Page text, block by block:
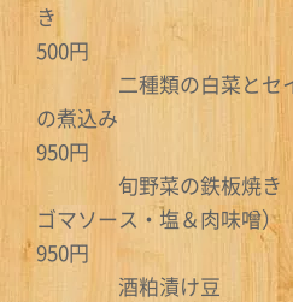
500円
二種類の白菜とセ
の煮込
950円
旬野菜の鉄板焼き
ゴマソース・塩＆肉味
950円
酒粕漬け豆